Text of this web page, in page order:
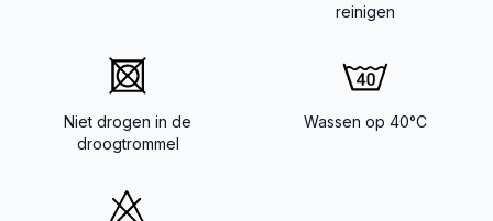
reinigen
Niet drogen in de
droogtrommel
Wassen op 40°C